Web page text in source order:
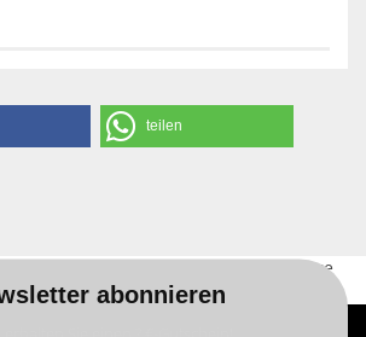
teilen
besuchen Sie bitte die
Homepage
abonnieren